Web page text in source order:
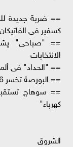
== ضربة جديدة
كسفير فى الفاتيكان
== "صباحى"
الانتخابات
== "الحداد" فى
== البورصة تخسر 6 مليارات بسبب "أزمة أوراسكوم"
== سوهاج
كهرباء"
الشروق